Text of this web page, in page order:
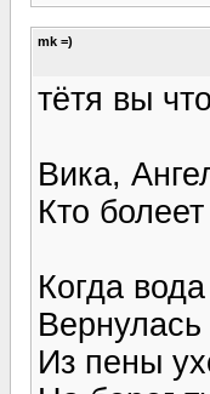
mk =)
тётя вы
Вика,
Кто
Когда
Из пены